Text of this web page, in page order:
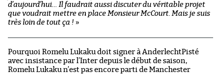
d’aujourd’hui… Il faudrait aussi discuter du véritable projet
que voudrait mettre en place Monsieur McCourt. Mais je suis
très loin de tout ça ! »
Pourquoi Romelu Lukaku doit signer à AnderlechtPisté
avec insistance par l’Inter depuis le début de saison,
Romelu Lukaku n’est pas encore parti de Manchester